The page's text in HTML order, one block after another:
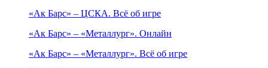
«Ак Барс» – ЦСКА. Всё об игре
«Ак Барс» – «Металлург». Онлайн
«Ак Барс» – «Металлург». Всё об игре